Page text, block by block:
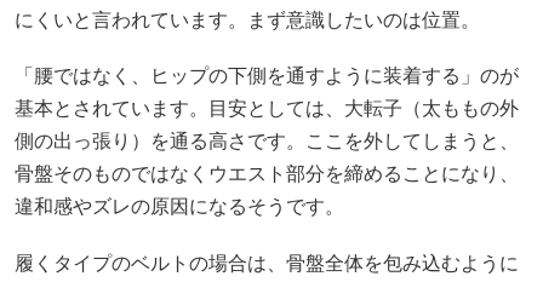
にくいと言われています。まず意識したいのは位置。
「腰ではなく、ヒップの下側を通すように装着する」のが
基本とされています。目安としては、大転子（太ももの外
側の出っ張り）を通る高さです。ここを外してしまうと、
骨盤そのものではなくウエスト部分を締めることになり、
違和感やズレの原因になるそうです。
履くタイプのベルトの場合は、骨盤全体を包み込むように